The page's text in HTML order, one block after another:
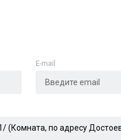
E-mail